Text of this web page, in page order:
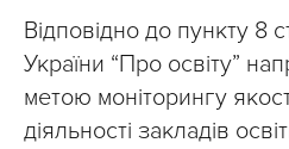
Відповідно до пункту 8
України “Про освіту”
метою моніторингу
діяльності закладів